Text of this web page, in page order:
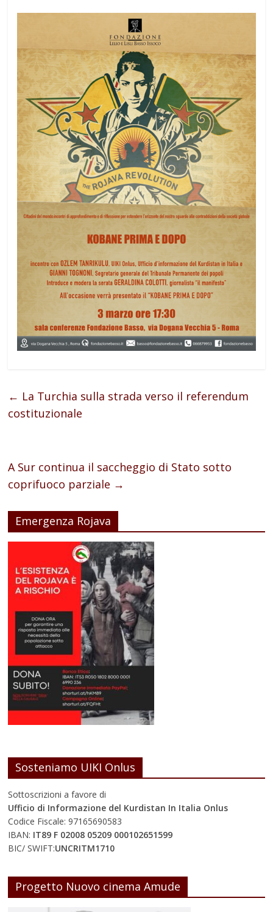
← La Turchia sulla strada verso il referendum
costituzionale
A Sur continua il saccheggio di Stato sotto
coprifuoco parziale →
Emergenza Rojava
Sosteniamo UIKI Onlus
Sottoscrizioni a favore di
Ufficio di Informazione del Kurdistan In Italia Onlus
Codice Fiscale: 97165690583
IBAN: IT89 F 02008 05209 000102651599
BIC/ SWIFT:UNCRITM1710
Progetto Nuovo cinema Amude